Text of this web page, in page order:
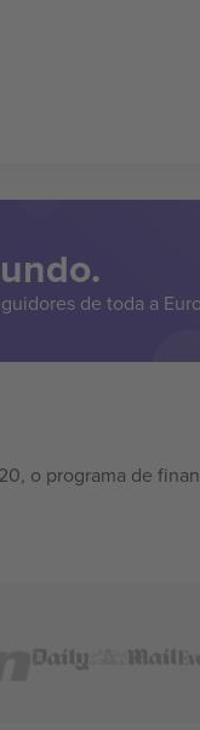
de toda a
o programa de